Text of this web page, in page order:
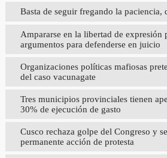
Basta de seguir fregando la paciencia,
Ampararse en la libertad de expresión
argumentos para defenderse en juicio
Organizaciones políticas mafiosas
del caso vacunagate
Tres municipios provinciales tienen
30% de ejecución de gasto
Cusco rechaza golpe del Congreso y
permanente acción de protesta